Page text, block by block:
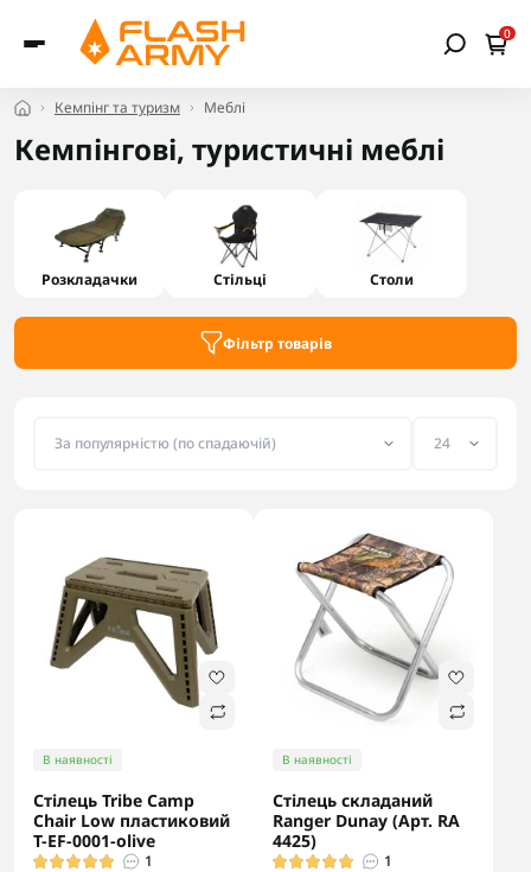
0
Кемпінг та туризм Меблі
Кемпінгові, туристичні меблі
Розкладачки Стільці Столи
Фільтр товарів
В наявності
Стілець Tribe Camp
Chair Low пластиковий
T-EF-0001-olive
1
В наявності
Стілець складаний
Ranger Dunay (Арт. RA
4425)
1